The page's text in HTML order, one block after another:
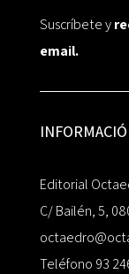
Suscríbete y
email.
Editorial
C/ Bailén, 5,
Teléfono 93